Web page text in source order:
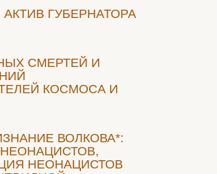
ГУБЕРНАТОРА
СМЕРТЕЙ И
КОСМОСА И
ВОЛКОВА*:
НЕОНАЦИСТОВ